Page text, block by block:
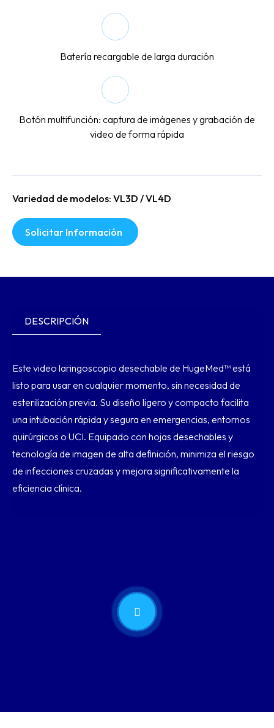
Batería recargable de larga duración
Botón multifunción: captura de imágenes y grabación de
video de forma rápida
Variedad de modelos: VL3D / VL4D
Solicitar Información
DESCRIPCIÓN
Este video laringoscopio desechable de HugeMed™ está
listo para usar en cualquier momento, sin necesidad de
esterilización previa. Su diseño ligero y compacto facilita
una intubación rápida y segura en emergencias, entornos
quirúrgicos o UCI. Equipado con hojas desechables y
tecnología de imagen de alta definición, minimiza el riesgo
de infecciones cruzadas y mejora significativamente la
eficiencia clínica.